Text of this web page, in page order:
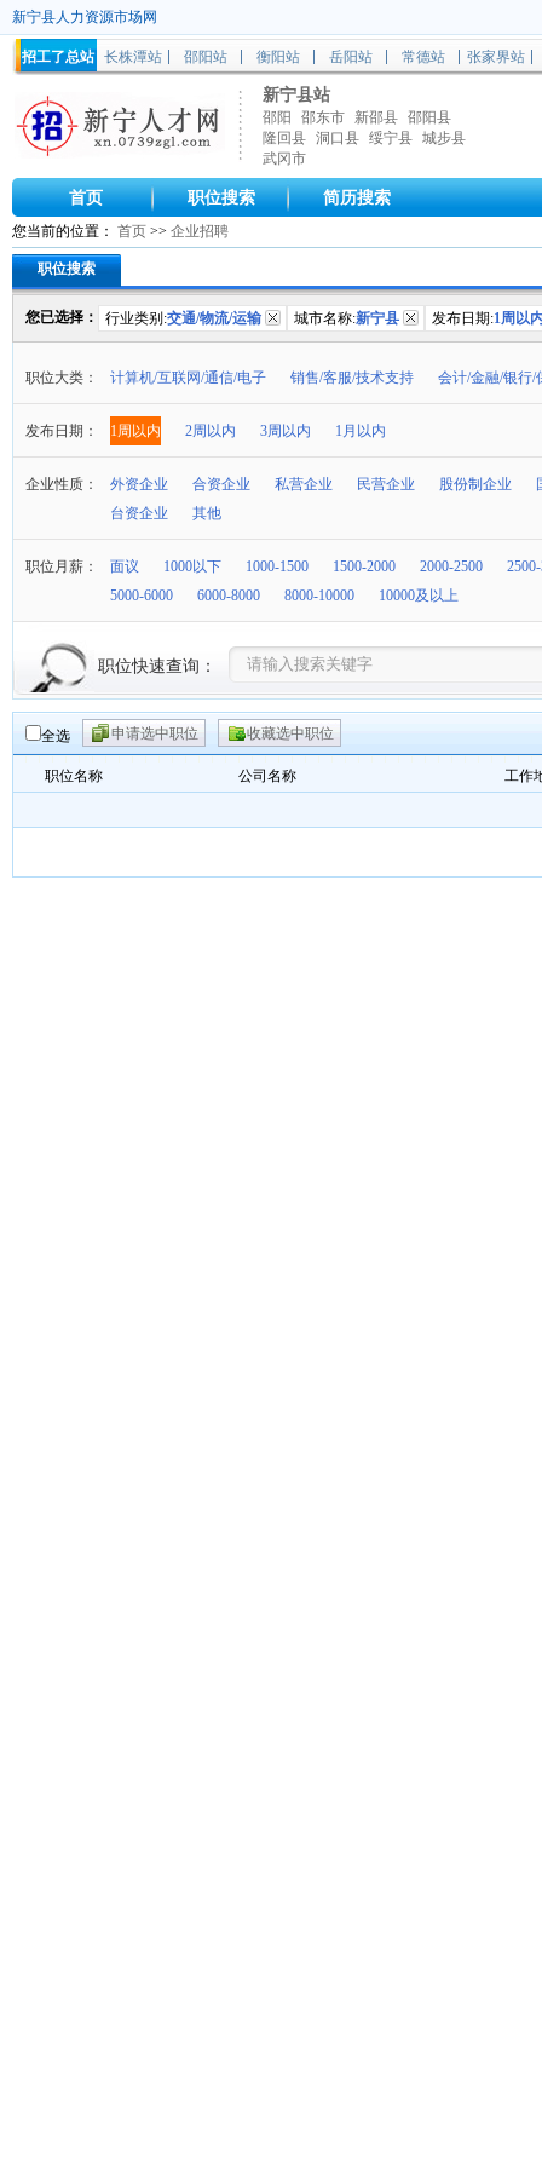
新宁县人力资源市场网
招工了总站 长株潭站 邵阳站 衡阳站 岳阳站 常德站 张家界站
新宁县站
邵阳 邵东市 新邵县 邵阳县
隆回县 洞口县 绥宁县 城步县
武冈市
首页 职位搜索 简历搜索
您当前的位置： 首页 >> 企业招聘
职位搜索
您已选择： 行业类别:交通/物流/运输 城市名称:新宁县 发布日期:1周以
职位大类： 计算机/互联网/通信/电子 销售/客服/技术支持 会计/金融/银行/
发布日期： 1周以内 2周以内 3周以内 1月以内
企业性质： 外资企业 合资企业 私营企业 民营企业 股份制企业
台资企业
其他
职位月薪： 面议 1000以下 1000-1500 1500-2000 2000-2500
5000-6000
6000-8000 8000-10000 10000及以上
职位快速查询：
全选 申请选中职位 收藏选中职位
职位名称 公司名称 工作